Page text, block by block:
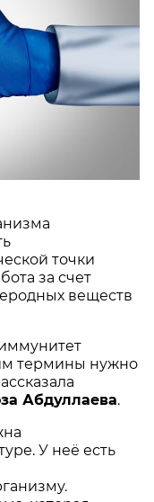
точки
за счет
веществ
термины нужно
Абдуллаева.
У неё есть